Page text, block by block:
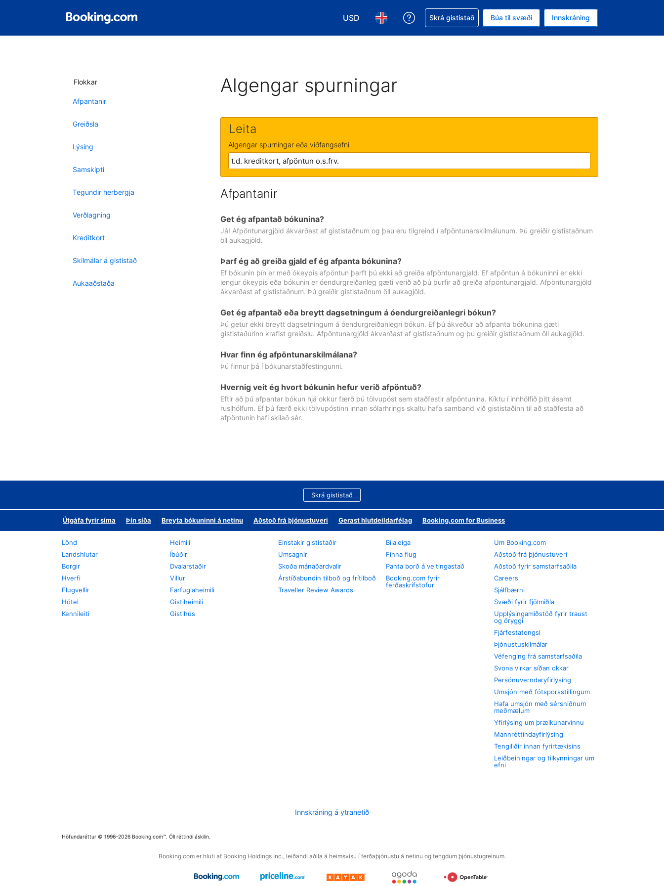
USD
Veldu gjaldmiðil. Í augnablikinu er gjaldmiðillinn Bandaríkjadalur
Veldu þitt tungumál. Í augnablikinu er tungumál þitt Íslensku
Fá aðstoð við bókunina
Skrá gististað Búa til svæði Innskráning
Flokkar
Afpantanir
Greiðsla
Lýsing
Samskipti
Tegundir herbergja
Verðlagning
Kreditkort
Skilmálar á gististað
Aukaaðstaða
Algengar spurningar
Leita
Algengar spurningar eða viðfangsefni
Afpantanir
Get ég afpantað bókunina?
Já! Afpöntunargjöld ákvarðast af gististaðnum og þau eru tilgreind í afpöntunarskilmálunum. Þú greiðir gististaðnum
öll aukagjöld.
Þarf ég að greiða gjald ef ég afpanta bókunina?
Ef bókunin þín er með ókeypis afpöntun þarft þú ekki að greiða afpöntunargjald. Ef afpöntun á bókuninni er ekki
lengur ókeypis eða bókunin er óendurgreiðanleg gæti verið að þú þurfir að greiða afpöntunargjald. Afpöntunargjöld
ákvarðast af gististaðnum. Þú greiðir gististaðnum öll aukagjöld.
Get ég afpantað eða breytt dagsetningum á óendurgreiðanlegri bókun?
Þú getur ekki breytt dagsetningum á óendurgreiðanlegri bókun. Ef þú ákveður að afpanta bókunina gæti
gististaðurinn krafist greiðslu. Afpöntunargjöld ákvarðast af gististaðnum og þú greiðir gististaðnum öll aukagjöld.
Hvar finn ég afpöntunarskilmálana?
Þú finnur þá í bókunarstaðfestingunni.
Hvernig veit ég hvort bókunin hefur verið afpöntuð?
Eftir að þú afpantar bókun hjá okkur færð þú tölvupóst sem staðfestir afpöntunina. Kíktu í innhólfið þitt ásamt
ruslhólfum. Ef þú færð ekki tölvupóstinn innan sólarhrings skaltu hafa samband við gististaðinn til að staðfesta að
afpöntunin hafi skilað sér.
Skrá gististað
Útgáfa fyrir síma Þín síða Breyta bókuninni á netinu Aðstoð frá þjónustuveri Gerast hlutdeildarfélag Booking.com for Business
Lönd
Landshlutar
Borgir
Hverfi
Flugvellir
Hótel
Kennileiti
Heimili
Íbúðir
Dvalarstaðir
Villur
Farfuglaheimili
Gistiheimili
Gistihús
Einstakir gististaðir
Umsagnir
Skoða mánaðardvalir
Árstíðabundin tilboð og frítilboð
Traveller Review Awards
Bílaleiga
Finna flug
Panta borð á veitingastað
Booking.com fyrir
ferðaskrifstofur
Um Booking.com
Aðstoð frá þjónustuveri
Aðstoð fyrir samstarfsaðila
Careers
Sjálfbærni
Svæði fyrir fjölmiðla
Upplýsingamiðstöð fyrir traust
og öryggi
Fjárfestatengsl
Þjónustuskilmálar
Véfenging frá samstarfsaðila
Svona virkar síðan okkar
Persónuverndaryfirlýsing
Umsjón með fótsporsstillingum
Hafa umsjón með sérsniðnum
meðmælum
Yfirlýsing um þrælkunarvinnu
Mannréttindayfirlýsing
Tengiliðir innan fyrirtækisins
Leiðbeiningar og tilkynningar um
efni
Innskráning á ytranetið
Höfundaréttur © 1996–2026 Booking.com™. Öll réttindi áskilin.
Booking.com er hluti af Booking Holdings Inc., leiðandi aðila á heimsvísu í ferðaþjónustu á netinu og tengdum þjónustugreinum.